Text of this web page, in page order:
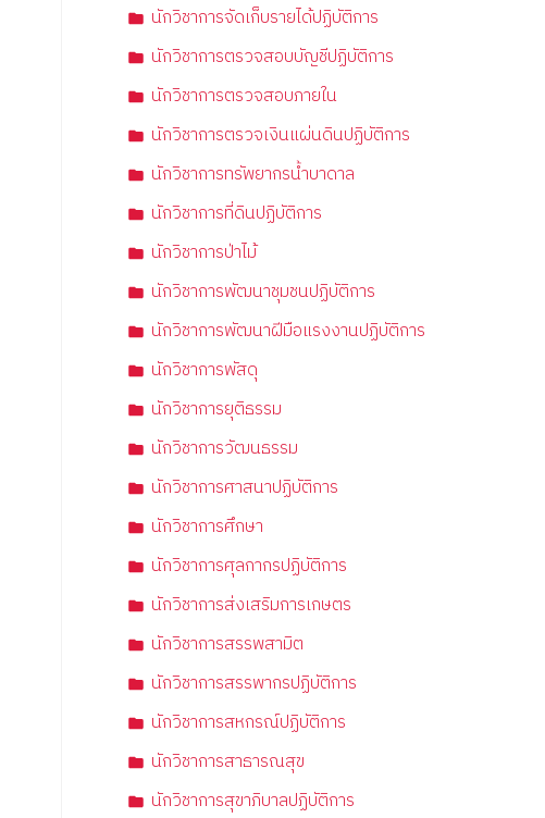
นักวิชาการจัดเก็บรายได้ปฏิบัติการ
นักวิชาการตรวจสอบบัญชีปฏิบัติการ
นักวิชาการตรวจสอบภายใน
นักวิชาการตรวจเงินแผ่นดินปฏิบัติการ
นักวิชาการทรัพยากรน้ำบาดาล
นักวิชาการที่ดินปฏิบัติการ
นักวิชาการป่าไม้
นักวิชาการพัฒนาชุมชนปฏิบัติการ
นักวิชาการพัฒนาฝีมือแรงงานปฏิบัติการ
นักวิชาการพัสดุ
นักวิชาการยุติธรรม
นักวิชาการวัฒนธรรม
นักวิชาการศาสนาปฏิบัติการ
นักวิชาการศึกษา
นักวิชาการศุลกากรปฏิบัติการ
นักวิชาการส่งเสริมการเกษตร
นักวิชาการสรรพสามิต
นักวิชาการสรรพากรปฏิบัติการ
นักวิชาการสหกรณ์ปฏิบัติการ
นักวิชาการสาธารณสุข
นักวิชาการสุขาภิบาลปฏิบัติการ